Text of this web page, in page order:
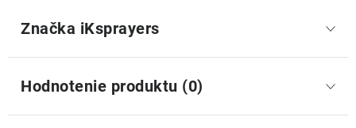
Značka iKsprayers
Hodnotenie produktu (0)